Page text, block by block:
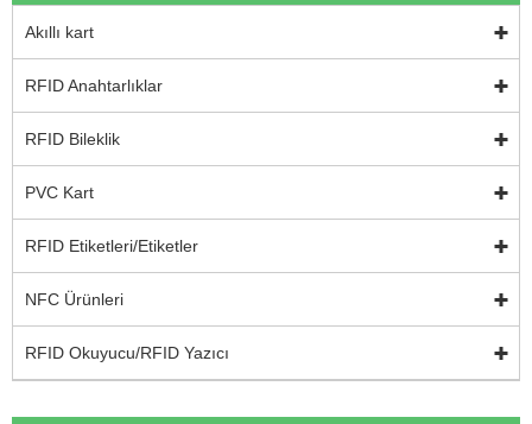
Akıllı kart
RFID Anahtarlıklar
RFID Bileklik
PVC Kart
RFID Etiketleri/Etiketler
NFC Ürünleri
RFID Okuyucu/RFID Yazıcı